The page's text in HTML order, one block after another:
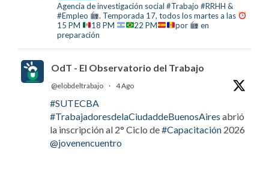
Agencia de investigación social #Trabajo #RRHH &
#Empleo
. Temporada 17, todos los martes a las
15 PM
18 PM 22 PM por
en
preparación
OdT - El Observatorio del Trabajo
@elobdeltrabajo · 4 Ago
#SUTECBA
#TrabajadoresdelaCiudaddeBuenosAires abrió
la inscripción al 2° Ciclo de#Capacitación 2026
@jovenencuentro